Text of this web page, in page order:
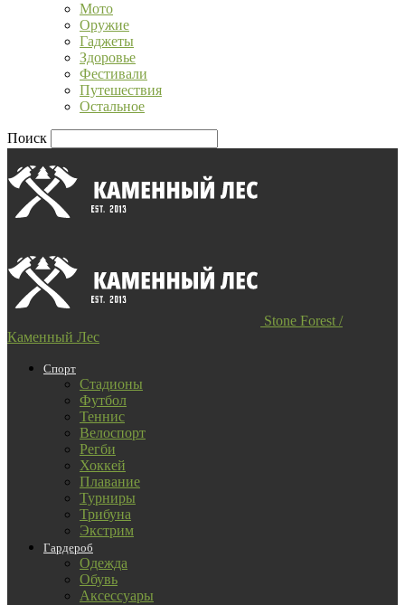
Мото
Оружие
Гаджеты
Здоровье
Фестивали
Путешествия
Остальное
Поиск
Stone Forest /
Каменный Лес
Спорт
Стадионы
Футбол
Теннис
Велоспорт
Регби
Хоккей
Плавание
Турниры
Трибуна
Экстрим
Гардероб
Одежда
Обувь
Аксессуары